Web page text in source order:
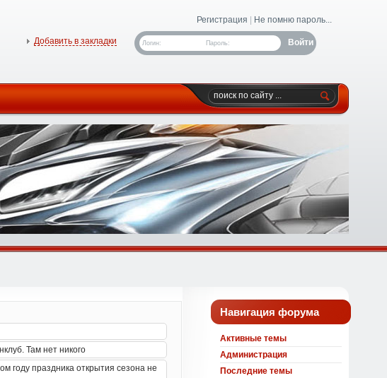
Регистрация Не помню пароль...
Логин: Пароль:
Добавить в закладки
Навигация форума
Активные темы
Администрация
Последние темы